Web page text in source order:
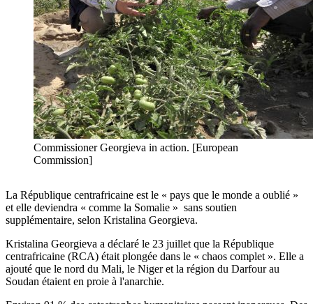
Commissioner Georgieva in action. [European
Commission]
La République centrafricaine est le « pays que le monde a oublié »
et elle deviendra « comme la Somalie » sans soutien
supplémentaire, selon Kristalina Georgieva.
Kristalina Georgieva a déclaré le 23 juillet que la République
centrafricaine (RCA) était plongée dans le « chaos complet ». Elle a
ajouté que le nord du Mali, le Niger et la région du Darfour au
Soudan étaient en proie à l'anarchie.